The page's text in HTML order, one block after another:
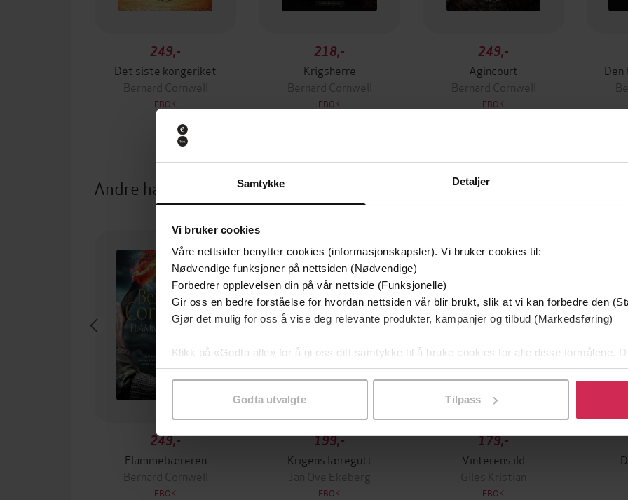
Samtykke Detaljer
Vi bruker cookies
Våre nettsider benytter cookies (informasjonskapsler). Vi bruker cookies til:
Nødvendige funksjoner på nettsiden (Nødvendige)
Forbedrer opplevelsen din på vår nettside (Funksjonelle)
Gir oss en bedre forståelse for hvordan nettsiden vår blir brukt, slik at vi kan forbedre den
Gjør det mulig for oss å vise deg relevante produkter, kampanjer og tilbud (Markedsføring)
Klikk på «Godta alle» for å gi oss ditt samtykke til å bruke cookies for alle disse formålene.
samtykke til spesifikke formål ved å klikke på «Tilpass». Du kan når som helst trekke
Godta utvalgte Tilpass
249,-
Det siste kongeriket
Bernard Cornwell
EBOK
218,-
Krigsherre
Bernard Cornwell
EBOK
249,-
Agincourt
Bernard Cornwell
EBOK
Den
Andre har også kjøpt
249,-
Flammebæreren
Bernard Cornwell
EBOK
199,-
Krigens læregutt
Jan Ove Ekeberg
EBOK
179,-
Vinterens ild
Giles Kristian
EBOK